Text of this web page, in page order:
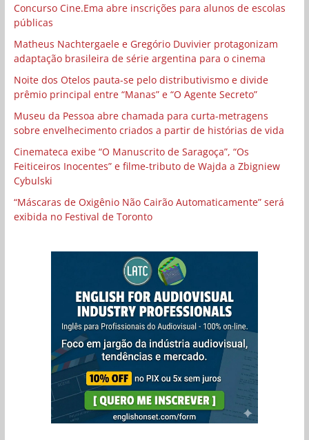
Concurso Cine.Ema abre inscrições para alunos de escolas
públicas
Matheus Nachtergaele e Gregório Duvivier protagonizam
adaptação brasileira de série argentina para o cinema
Noite dos Otelos pauta-se pelo distributivismo e divide
prêmio principal entre “Manas” e “O Agente Secreto”
Museu da Pessoa abre chamada para curta-metragens
sobre envelhecimento criados a partir de histórias de vida
Cinemateca exibe “O Manuscrito de Saragoça”, “Os
Feiticeiros Inocentes” e filme-tributo de Wajda a Zbigniew
Cybulski
“Máscaras de Oxigênio Não Cairão Automaticamente” será
exibida no Festival de Toronto